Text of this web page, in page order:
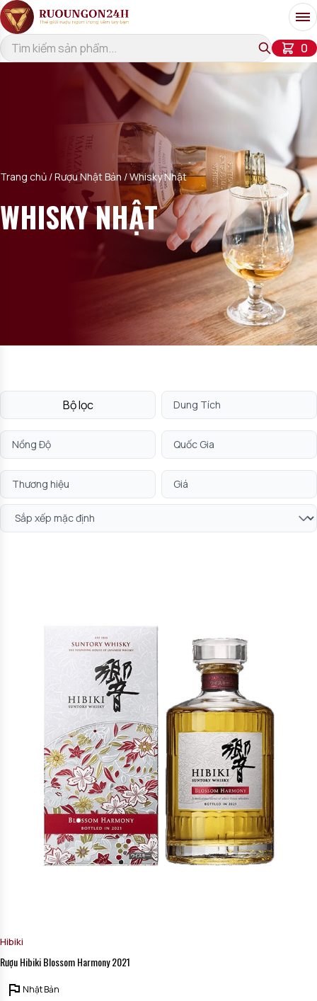
Bỏ qua đến nội dung
0
Trang chủ /Rượu Nhật Bản / Whisky Nhật
WHISKY NHẬT
Bộ lọc Dung Tích
Nồng Độ Quốc Gia
Thương hiệu Giá
Hibiki
Rượu Hibiki Blossom Harmony 2021
Nhật Bản